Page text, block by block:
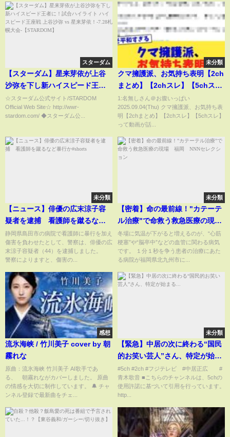
スターダム
【スターダム】星来芽依が上谷
沙弥を下し新ハイスピード王者
に！試合ハイライト ハイスピー
ド王座戦 上谷沙弥 vs 星来芽
依！-7.28札幌大会-
☆スターダム公式サイト/STARDOM
Official Web Site☆ http://wwr-
stardom.com/ ◆スターダム公...
未分類
クマ擁護派、お気持ち表明【2ch
まとめ】【2chスレ】【5chス
レ】
1:名無しさん＠お腹いっぱい
2025.09.04(Thu) クマ擁護派、お気持ち表
明【2chまとめ】【2chスレ】【5chスレ】
って動画が話...
未分類
【ニュース】俳優の広末涼子容
疑者を逮捕 看護師を蹴るなど
暴行か#shorts
静岡県島田市の病院で看護師に暴行を加え
傷害を負わせたとして、警察は、俳優の広
末涼子容疑者（44）を逮捕しました。
警察によりますと、傷害の...
未分類
【密着】命の最前線！"カテーテ
ル治療"で命救う救急医療の現
場 福岡 NNNセレクション
冬場に気温が下がると増えるのが、“心筋
梗塞”や“脳卒中”などの血管に関わる病気
です。 １分１秒を争う患者の治療にあた
る病院が福岡県北九州市に...
感想
流氷海峡 / 竹川美子 cover by 朝
霧れな
原曲：流氷海峡 竹川美子 AI歌手であ
る、 朝霧れながカバーしました。 原曲
の情感を大切に制作しています。 🔔 チャ
ンネル登録で最新曲をチェ...
未分類
【緊急】中居の次に終わる“国民
的お笑い芸人”さん、特定が始ま
る...
#5ch #2ch #フジテレビ #中居正広 #
青木歌音 ■こちらのチャンネルは、5chの
使用許諾に基づいて引用を行っています。
http...